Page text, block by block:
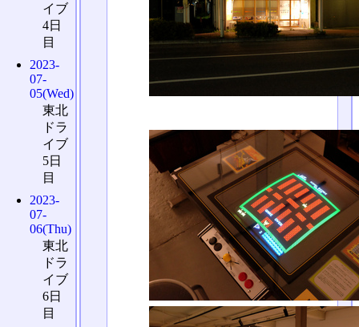
イブ
4日
目
2023-
07-
05(Wed)
東北
ドラ
イブ
5日
目
2023-
07-
06(Thu)
東北
ドラ
イブ
6日
目